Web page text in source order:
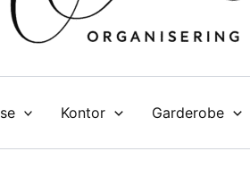
Kontor Garderobe